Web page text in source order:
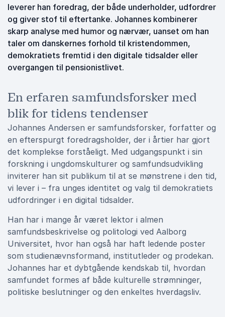
leverer han foredrag, der både underholder, udfordrer
og giver stof til eftertanke. Johannes kombinerer
skarp analyse med humor og nærvær, uanset om han
taler om danskernes forhold til kristendommen,
demokratiets fremtid i den digitale tidsalder eller
overgangen til pensionistlivet.
En erfaren samfundsforsker med
blik for tidens tendenser
Johannes Andersen er samfundsforsker, forfatter og
en efterspurgt foredragsholder, der i årtier har gjort
det komplekse forståeligt. Med udgangspunkt i sin
forskning i ungdomskulturer og samfundsudvikling
inviterer han sit publikum til at se mønstrene i den tid,
vi lever i – fra unges identitet og valg til demokratiets
udfordringer i en digital tidsalder.
Han har i mange år været lektor i almen
samfundsbeskrivelse og politologi ved Aalborg
Universitet, hvor han også har haft ledende poster
som studienævnsformand, institutleder og prodekan.
Johannes har et dybtgående kendskab til, hvordan
samfundet formes af både kulturelle strømninger,
politiske beslutninger og den enkeltes hverdagsliv.